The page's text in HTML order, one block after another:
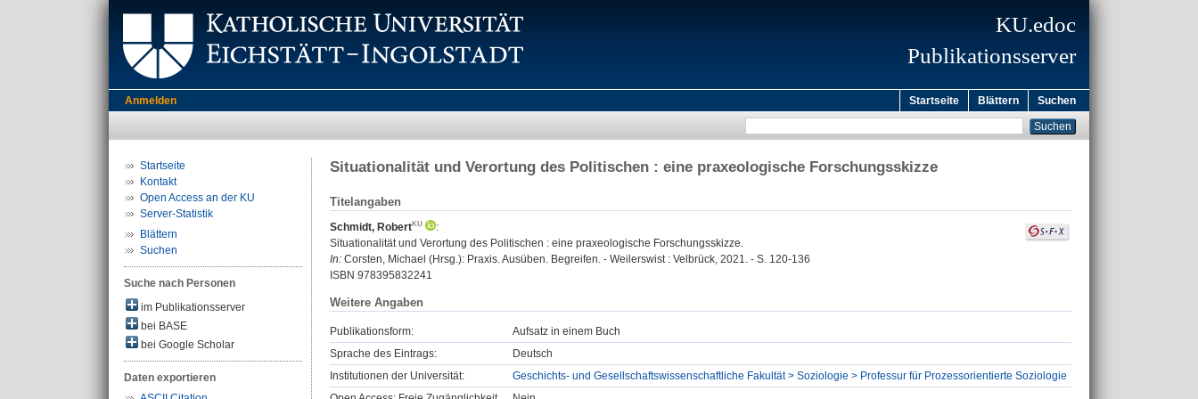
KU.edoc
Publikationsserver
Anmelden Startseite Blättern Suchen
Startseite
Kontakt
Open Access an der KU
Server-Statistik
Blättern
Suchen
Suche nach Personen
im Publikationsserver
bei BASE
bei Google Scholar
Daten exportieren
Situationalität und Verortung des Politischen : eine praxeologische Forschungsskizze
Titelangaben
Schmidt, Robert
:
Situationalität und Verortung des Politischen : eine praxeologische Forschungsskizze.
In: Corsten, Michael (Hrsg.): Praxis. Ausüben. Begreifen. - Weilerswist : Velbrück, 2021. - S. 120-136
ISBN 978395832241
Weitere Angaben
Publikationsform:
Aufsatz in einem Buch
Sprache des Eintrags:
Deutsch
Institutionen der Universität:
Geschichts- und Gesellschaftswissenschaftliche Fakultät > Soziologie > Professur für Prozessorientierte Soziologie